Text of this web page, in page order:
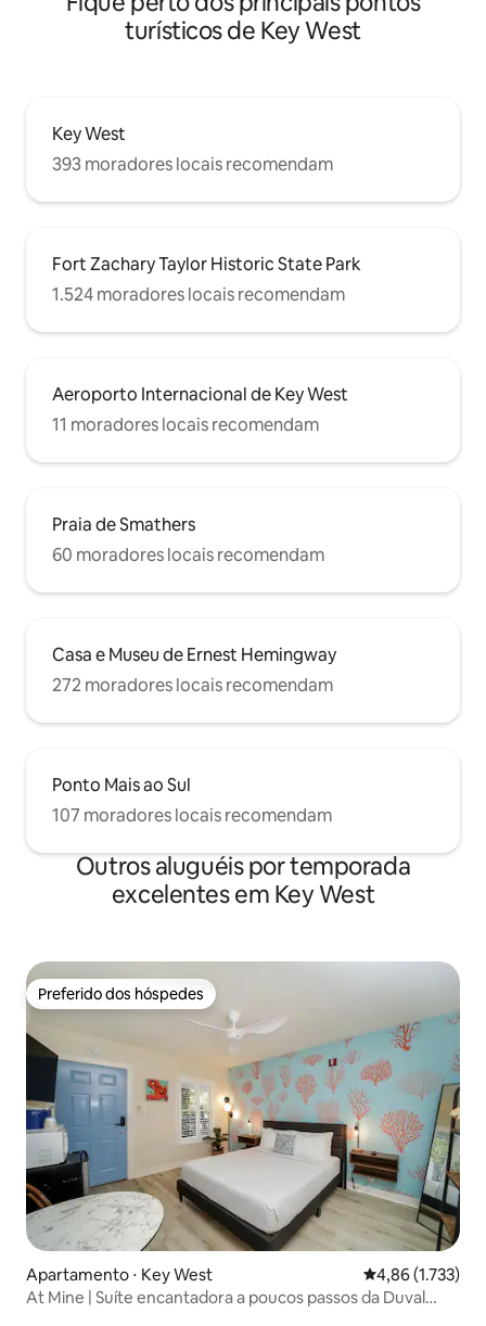
turísticos de Key West
Key West
393 moradores locais recomendam
Fort Zachary Taylor Historic State Park
1.524 moradores locais recomendam
Aeroporto Internacional de Key West
11 moradores locais recomendam
Praia de Smathers
60 moradores locais recomendam
Casa e Museu de Ernest Hemingway
272 moradores locais recomendam
Ponto Mais ao Sul
107 moradores locais recomendam
Outros aluguéis por temporada
excelentes em Key West
Preferido dos hóspedes
Preferido dos hóspedes
Apartamento ⋅ Key West 4,86 de uma
4,86 (1.733)
At Mine | Suíte encantadora a poucos passos da Duval